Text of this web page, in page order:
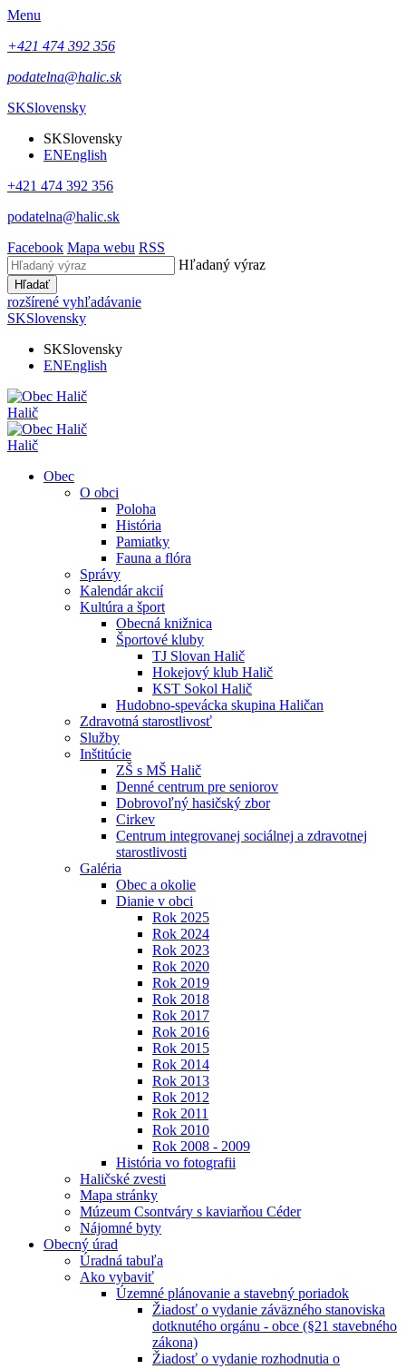
Menu
+421 474 392 356
podatelna@halic.sk
SKSlovensky
SKSlovensky
ENEnglish
+421 474 392 356
podatelna@halic.sk
Facebook Mapa webu RSS
Hľadaný výraz
Hľadať
rozšírené vyhľadávanie
SKSlovensky
SKSlovensky
ENEnglish
Halič
Halič
Obec
O obci
Poloha
História
Pamiatky
Fauna a flóra
Správy
Kalendár akcií
Kultúra a šport
Obecná knižnica
Športové kluby
TJ Slovan Halič
Hokejový klub Halič
KST Sokol Halič
Hudobno-spevácka skupina Haličan
Zdravotná starostlivosť
Služby
Inštitúcie
ZŠ s MŠ Halič
Denné centrum pre seniorov
Dobrovoľný hasičský zbor
Cirkev
Centrum integrovanej sociálnej a zdravotnej
starostlivosti
Galéria
Obec a okolie
Dianie v obci
Rok 2025
Rok 2024
Rok 2023
Rok 2020
Rok 2019
Rok 2018
Rok 2017
Rok 2016
Rok 2015
Rok 2014
Rok 2013
Rok 2012
Rok 2011
Rok 2010
Rok 2008 - 2009
História vo fotografii
Haličské zvesti
Mapa stránky
Múzeum Csontváry s kaviarňou Céder
Nájomné byty
Obecný úrad
Úradná tabuľa
Ako vybaviť
Územné plánovanie a stavebný poriadok
Žiadosť o vydanie záväzného stanoviska
dotknutého orgánu - obce (§21 stavebného
zákona)
Žiadosť o vydanie rozhodnutia o